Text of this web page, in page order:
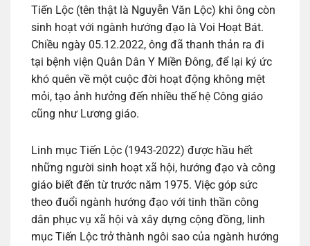
Tiến Lộc (tên thật là Nguyễn Văn Lộc) khi ông còn
sinh hoạt với ngành hướng đạo là Voi Hoạt Bát.
Chiều ngày 05.12.2022, ông đã thanh thản ra đi
tại bệnh viện Quân Dân Y Miền Đông, để lại ký ức
khó quên về một cuộc đời hoạt động không mệt
mỏi, tạo ảnh hưởng đến nhiều thế hệ Công giáo
cũng như Lương giáo.
Linh mục Tiến Lộc (1943-2022) được hầu hết
những người sinh hoạt xã hội, hướng đạo và công
giáo biết đến từ trước năm 1975. Việc góp sức
theo đuổi ngành hướng đạo với tinh thần công
dân phục vụ xã hội và xây dựng cộng đồng, linh
mục Tiến Lộc trở thành ngôi sao của ngành hướng